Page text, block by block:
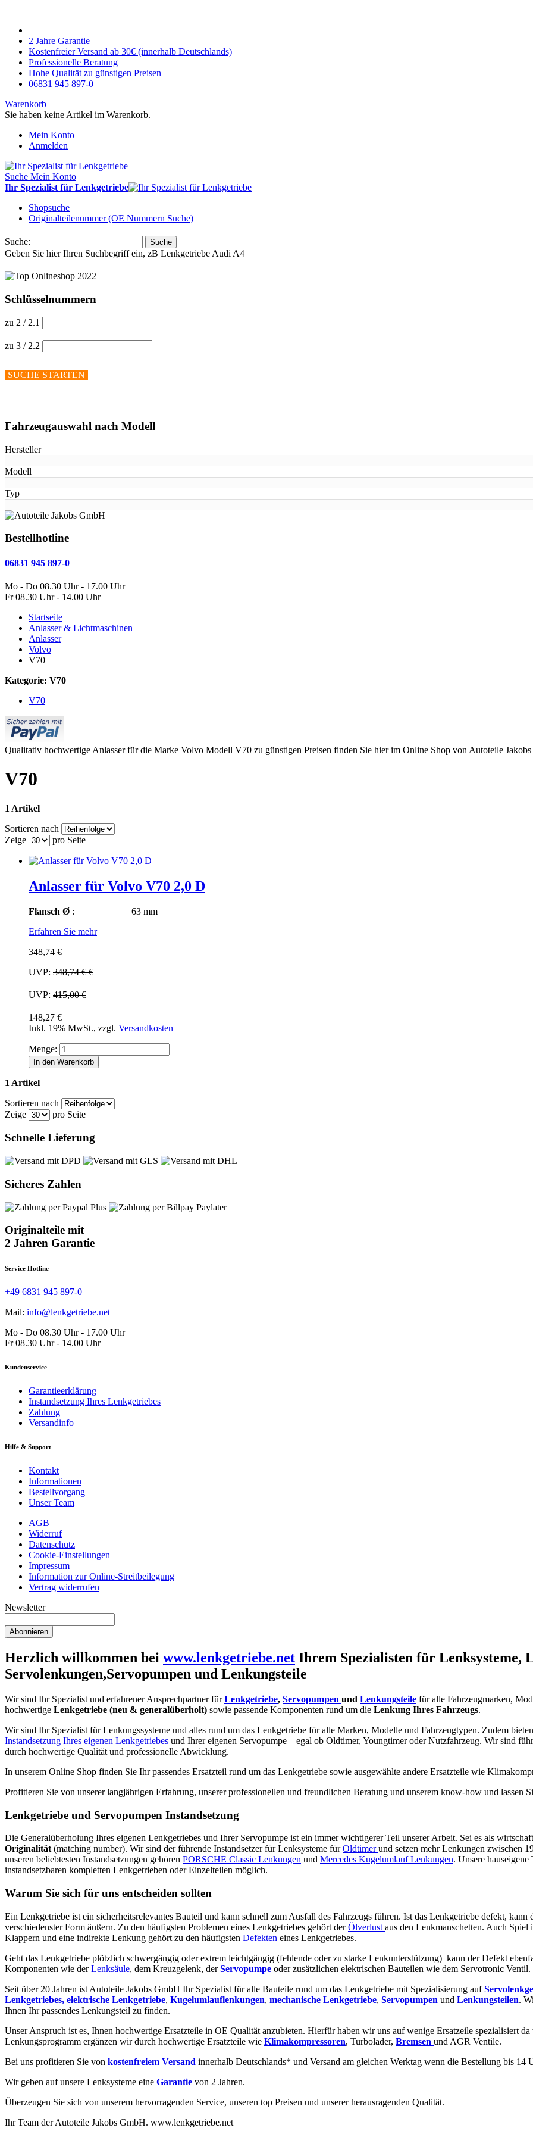
2 Jahre Garantie
Kostenfreier Versand ab 30€ (innerhalb Deutschlands)
Professionelle Beratung
Hohe Qualität zu günstigen Preisen
06831 945 897-0
Warenkorb
Sie haben keine Artikel im Warenkorb.
Mein Konto
Anmelden
Suche Mein Konto
Ihr Spezialist für Lenkgetriebe
Shopsuche
Originalteilenummer (OE Nummern Suche)
Suche: Suche
Geben Sie hier Ihren Suchbegriff ein, zB Lenkgetriebe Audi A4
Schlüsselnummern
zu 2 / 2.1
zu 3 / 2.2
SUCHE STARTEN
Fahrzeugauswahl nach Modell
Hersteller
Modell
Typ
Bestellhotline
06831 945 897-0
Mo - Do 08.30 Uhr - 17.00 Uhr
Fr 08.30 Uhr - 14.00 Uhr
Startseite
Anlasser & Lichtmaschinen
Anlasser
Volvo
V70
Kategorie: V70
V70
Qualitativ hochwertige Anlasser für die Marke Volvo Modell V70 zu günstigen Preisen finden Sie hier im Online Shop von Autoteile
V70
1 Artikel
Sortieren nach
Zeige
pro Seite
Anlasser für Volvo V70 2,0 D
Flansch Ø : 63 mm
Erfahren Sie mehr
348,74 €
UVP: 348,74 €€
UVP: 415,00 €
148,27 €
Inkl. 19% MwSt., zzgl. Versandkosten
Menge:
In den Warenkorb
1 Artikel
Sortieren nach
Zeige
pro Seite
Schnelle Lieferung
Sicheres Zahlen
Originalteile mit
2 Jahren Garantie
Service Hotline
+49 6831 945 897-0
Mail: info@lenkgetriebe.net
Mo - Do 08.30 Uhr - 17.00 Uhr
Fr 08.30 Uhr - 14.00 Uhr
Kundenservice
Garantieerklärung
Instandsetzung Ihres Lenkgetriebes
Zahlung
Versandinfo
Hilfe & Support
Kontakt
Informationen
Bestellvorgang
Unser Team
AGB
Widerruf
Datenschutz
Cookie-Einstellungen
Impressum
Information zur Online-Streitbeilegung
Vertrag widerrufen
Newsletter
Abonnieren
Herzlich willkommen bei www.lenkgetriebe.net Ihrem Spezialisten für Lenksysteme,
Servolenkungen,Servopumpen und Lenkungsteile
Wir sind Ihr Spezialist und erfahrener Ansprechpartner fürLenkgetriebe, Servopumpen und Lenkungsteile für alle Fahrzeugmarken,
hochwertige Lenkgetriebe (neu & generalüberholt) sowie passende Komponenten rund um die Lenkung Ihres Fahrzeugs.
Wir sind Ihr Spezialist für Lenkungssysteme und alles rund um das Lenkgetriebe für alle Marken, Modelle und Fahrzeugtypen. Zudem
Instandsetzung Ihres eigenen Lenkgetriebes und Ihrer eigenen Servopumpe – egal ob Oldtimer, Youngtimer oder Nutzfahrzeug. Wir sind
durch hochwertige Qualität und professionelle Abwicklung.
In unserem Online Shop finden Sie Ihr passendes Ersatzteil rund um das Lenkgetriebe sowie ausgewählte andere Ersatzteile wie
Profitieren Sie von unserer langjährigen Erfahrung, unserer professionellen und freundlichen Beratung und unserem know-how und lassen
Lenkgetriebe und Servopumpen Instandsetzung
Die Generalüberholung Ihres eigenen Lenkgetriebes und Ihrer Servopumpe ist ein immer wichtigerer Teil unserer Arbeit. Sei es als
Originalität (matching number). Wir sind der führende Instandsetzer für Lenksysteme fürOldtimerund setzen mehr Lenkungen zwischen
unseren beliebtesten Instandsetzungen gehören PORSCHE Classic Lenkungen und Mercedes Kugelumlauf Lenkungen. Unsere
instandsetzbaren kompletten Lenkgetrieben oder Einzelteilen möglich.
Warum Sie sich für uns entscheiden sollten
Ein Lenkgetriebe ist ein sicherheitsrelevantes Bauteil und kann schnell zum Ausfall des Fahrzeugs führen. Ist das Lenkgetriebe defekt,
verschiedenster Form äußern. Zu den häufigsten Problemen eines Lenkgetriebes gehört derÖlverlust aus den Lenkmanschetten. Auch Spiel
Klappern und eine indirekte Lenkung gehört zu den häufigsten Defekten eines Lenkgetriebes.
Geht das Lenkgetriebe plötzlich schwergängig oder extrem leichtgängig (fehlende oder zu starke Lenkunterstützung) kann der Defekt
Komponenten wie derLenksäule, dem Kreuzgelenk, derServopumpe oder zusätzlichen elektrischen Bauteilen wie dem Servotronic Ventil.
Seit über 20 Jahren ist Autoteile Jakobs GmbH Ihr Spezialist für alle Bauteile rund um das Lenkgetriebe mit Spezialisierung auf
Lenkgetriebes, elektrische Lenkgetriebe, Kugelumlauflenkungen, mechanische Lenkgetriebe, Servopumpen und Lenkungsteilen.
Ihnen Ihr passendes Lenkungsteil zu finden.
Unser Anspruch ist es, Ihnen hochwertige Ersatzteile in OE Qualität anzubieten. Hierfür haben wir uns auf wenige Ersatzeile spezialisiert
Lenkungsprogramm ergänzen wir durch hochwertige Ersatzteile wie Klimakompressoren, Turbolader, Bremsen und AGR Ventile.
Bei uns profitieren Sie von kostenfreiem Versand innerhalb Deutschlands* und Versand am gleichen Werktag wenn die Bestellung bis 14
Wir geben auf unsere Lenksysteme eine Garantie von 2 Jahren.
Überzeugen Sie sich von unserem hervorragenden Service, unseren top Preisen und unserer herausragenden Qualität.
Ihr Team der Autoteile Jakobs GmbH. www.lenkgetriebe.net